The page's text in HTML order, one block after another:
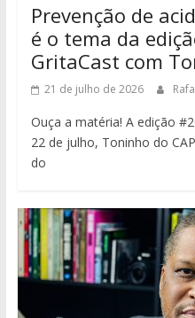
Prevenção de
é o tema da
GritaCast com
21 de julho de 2026
Ouça a matéria! A edição
22 de julho, Toninho do
do